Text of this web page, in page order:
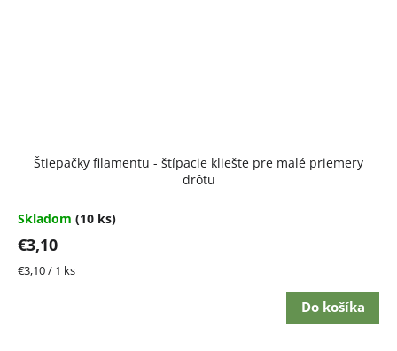
Štiepačky filamentu - štípacie kliešte pre malé priemery
drôtu
Skladom (10 ks)
€3,10
Jednotková
€3,10 / 1 ks
Do košíka